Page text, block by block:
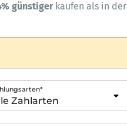
günstigerkaufen als in der